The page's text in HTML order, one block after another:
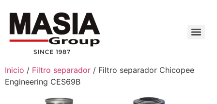
contenido
Inicio / Filtro separador / Filtro separador Chicopee
Engineering CES69B